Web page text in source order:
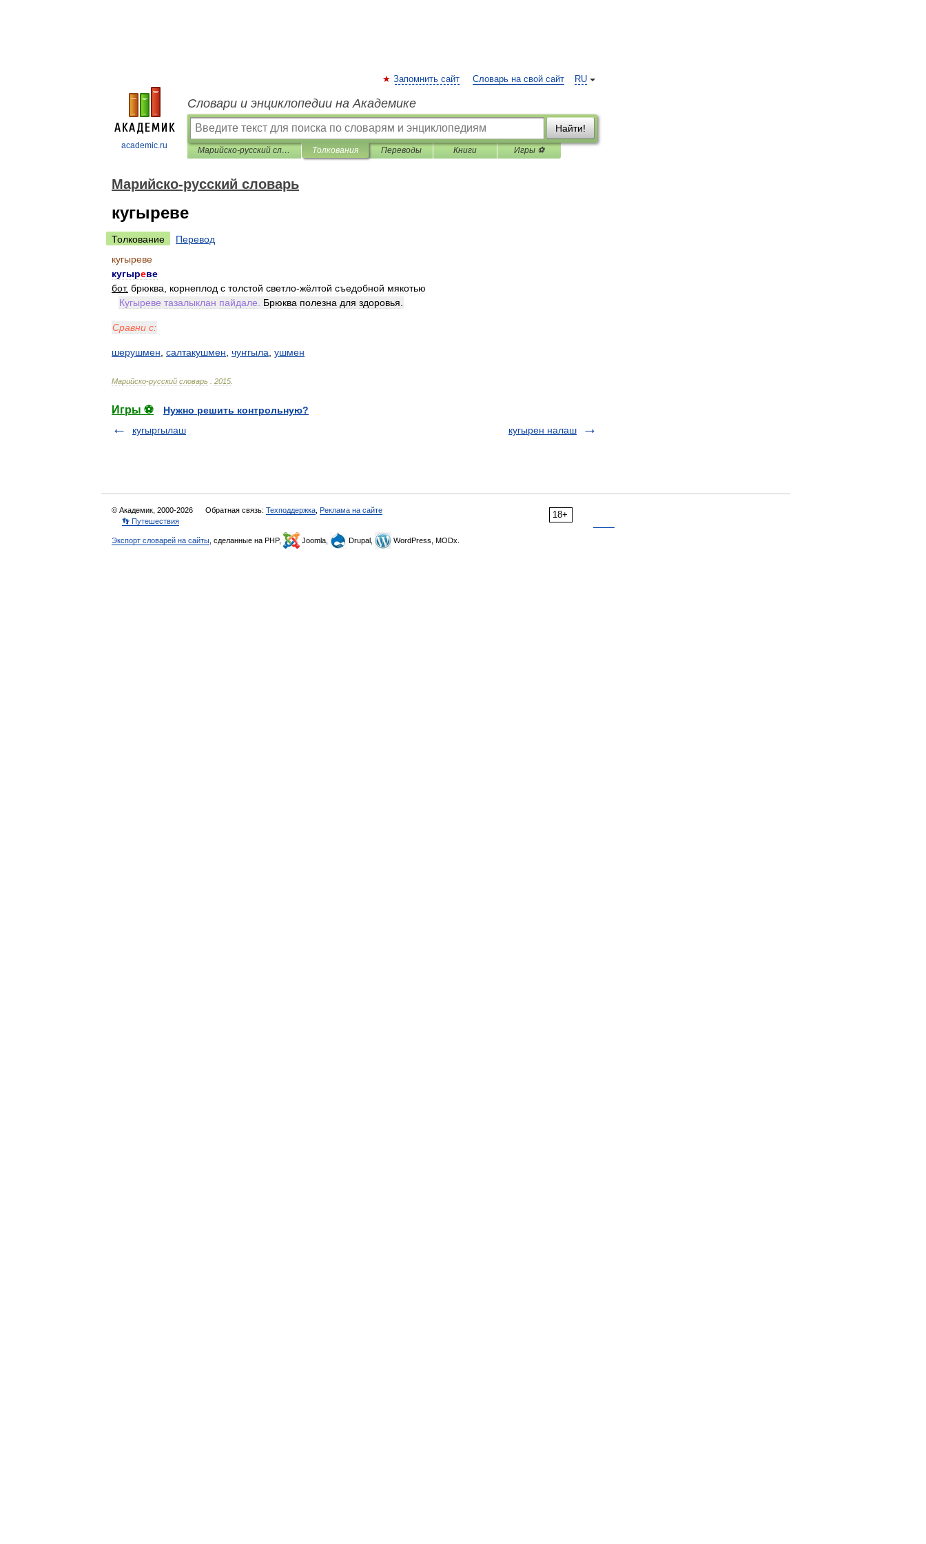
academic.ru
RU
Запомнить сайт Словарь на свой сайт
Словари и энциклопедии на Академике
Найти!
Марийско-русский словарь Толкования Переводы Книги Игры ⚽
Марийско-русский словарь
кугыреве
Толкование
Перевод
кугыреве
кугыреве
бот. брюква корнеплод с толстой светло-жёлтой съедобной мякотью
Кугыреве тазалыклан пайдале Брюква полезна для здоровья
Сравни с:
шерушмен салтакушмен чуҥгыла ушмен
Марийско-русский словарь 2015
Игры ⚽
Нужно решить контрольную?
кугыргылаш
кугырен налаш
18+
© Академик, 2000-2026 Обратная связь: Техподдержка Реклама на сайте
👣 Путешествия
Экспорт словарей на сайты , сделанные на PHP, Joomla, Drupal, WordPress, MODx.